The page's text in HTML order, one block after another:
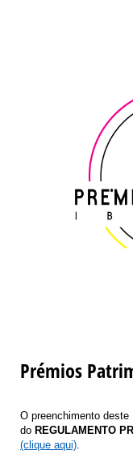
Prémios
O preenchimento
do REGULAMENTO
(clique aqui).